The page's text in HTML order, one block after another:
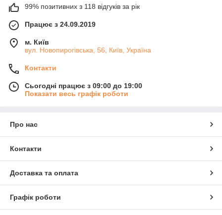
99% позитивних з 118 відгуків за рік
Працює з 24.09.2019
м. Київ
вул. Новопирогівська, 56, Київ, Україна
Контакти
Сьогодні працює з 09:00 до 19:00
Показати весь графік роботи
Про нас
Контакти
Доставка та оплата
Графік роботи